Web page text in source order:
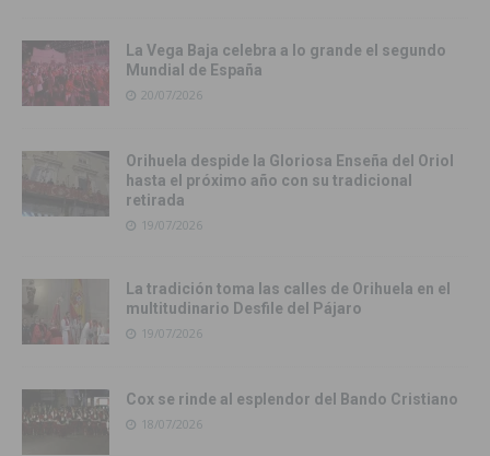
La Vega Baja celebra a lo grande el segundo
Mundial de España
20/07/2026
Orihuela despide la Gloriosa Enseña del Oriol
hasta el próximo año con su tradicional
retirada
19/07/2026
La tradición toma las calles de Orihuela en el
multitudinario Desfile del Pájaro
19/07/2026
Cox se rinde al esplendor del Bando Cristiano
18/07/2026